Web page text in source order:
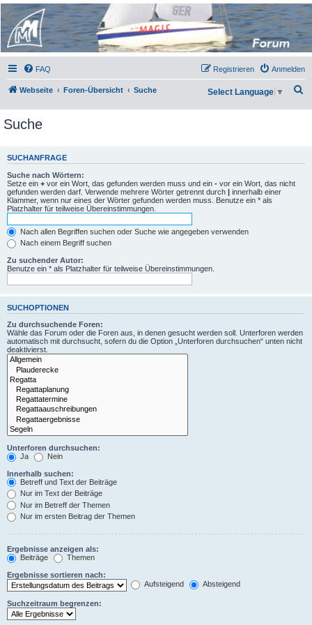
Micro Magic Forum
Deutschland
FAQ Anmelden
Registrieren
Webseite Foren-Übersicht Suche Select Language ▼
Suche
SUCHANFRAGE
Suche nach Wörtern:
Setze ein + vor ein Wort, das gefunden werden muss und ein - vor ein Wort, das nicht
gefunden werden darf. Verwende mehrere Wörter getrennt durch | innerhalb einer
Klammer, wenn nur eines der Wörter gefunden werden muss. Benutze ein * als
Platzhalter für teilweise Übereinstimmungen.
Nach allen Begriffen suchen oder Suche wie angegeben verwenden
Nach einem Begriff suchen
Zu suchender Autor:
Benutze ein * als Platzhalter für teilweise Übereinstimmungen.
SUCHOPTIONEN
Zu durchsuchende Foren:
Wähle das Forum oder die Foren aus, in denen gesucht werden soll. Unterforen werden
automatisch mit durchsucht, sofern du die Option „Unterforen durchsuchen“ unten nicht
deaktivierst.
Unterforen durchsuchen:
Ja
Nein
Innerhalb suchen:
Betreff und Text der Beiträge
Nur im Text der Beiträge
Nur im Betreff der Themen
Nur im ersten Beitrag der Themen
Ergebnisse anzeigen als:
Beiträge
Themen
Ergebnisse sortieren nach:
Aufsteigend
Absteigend
Suchzeitraum begrenzen: